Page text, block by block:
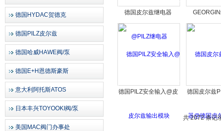
德国HYDAC贺德克
德国PILZ皮尔兹
德国哈威HAWE阀/泵
德国E+H恩德斯豪斯
意大利阿托斯ATOS
日本丰兴TOYOOKI阀/泵
美国MAC阀门办事处
德国皮尔兹继电器
@PILZ继电器
德国PILZ安全输入@皮
德国皮尔兹
器
共 2072 条记